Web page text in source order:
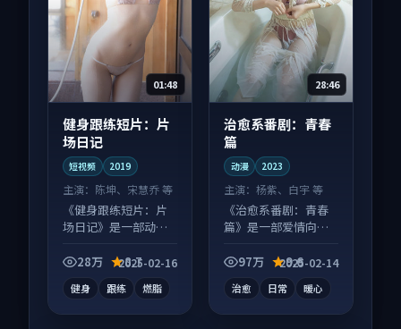
01:48
健身跟练短片：片
场日记
短视频 2019
主演： 陈坤、宋慧乔 等
《健身跟练短片：片
场日记》是一部动作
持续发酵，适合周末
28万 8.7
2025-02-16
健身 跟练 燃脂
28:46
治愈系番剧：青春
篇
动漫 2023
主演：杨紫、白宇 等
《治愈系番剧：青春
篇》是一部爱情向动
层推进，尾声常有情
97万 9.6
2025-02-14
治愈 日常 暖心